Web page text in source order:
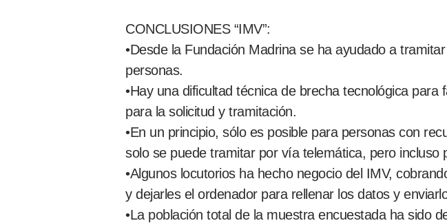
CONCLUSIONES “IMV”:
•Desde la Fundación Madrina se ha ayudado a
personas.
•Hay una dificultad técnica de brecha tecnológica
para la solicitud y tramitación.
•En un principio, sólo es posible para personas con
solo se puede tramitar por vía telemática, pero
•Algunos locutorios ha hecho negocio del IMV,
y dejarles el ordenador para rellenar los datos y
•La población total de la muestra encuestada ha sido